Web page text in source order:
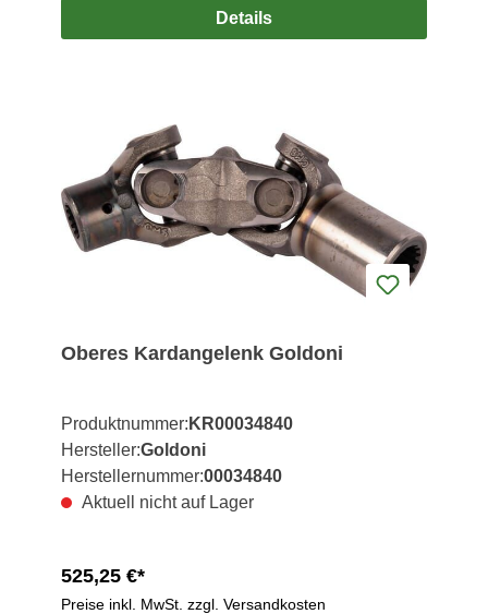
Details
Oberes Kardangelenk Goldoni
Produktnummer: KR00034840
Hersteller:Goldoni
Herstellernummer:00034840
Aktuell nicht auf Lager
525,25 €*
Preise inkl. MwSt. zzgl. Versandkosten